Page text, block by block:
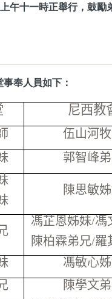
午十一時正舉行，鼓勵
奉人員如下：
尼西教
伍山河
郭智峰
陳思敏
馮芷恩姊妹/馮
陳柏霖弟兄/羅
馮敏心
陳學文